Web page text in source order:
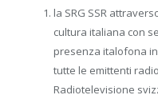
la SRG SSR
cultura italiana con
presenza italofona
tutte le emittenti
Radiotelevisione